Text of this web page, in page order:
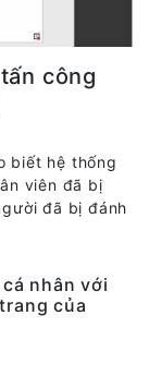
công
biết hệ thống
viên đã bị
đã bị đánh
nhân với
của